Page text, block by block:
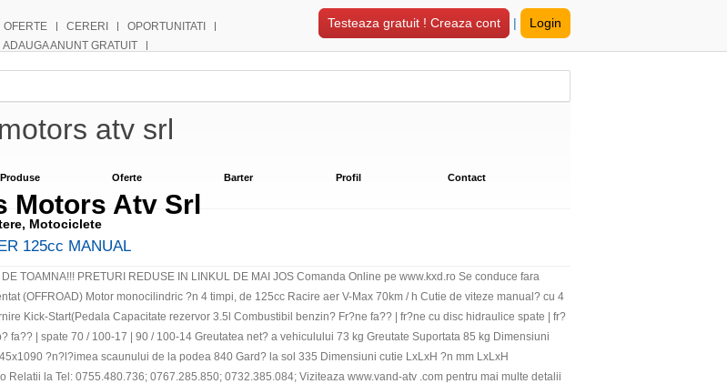
OFERTE CERERI
OPORTUNITATI
ADAUGA ANUNT GRATUIT
Testeaza gratuit ! Creaza cont | Login
Motors Atv Srl
Motociclete
atv srl
Produse Oferte Barter Profil Contact
125cc MANUAL
DE TOAMNA!!! PRETURI REDUSE IN LINKUL DE MAI JOS Comanda Online pe www.kxd.ro Se conduce fara
(OFFROAD) Motor monocilindric ?n 4 timpi, de 125cc Racire aer V-Max 70km / h Cutie de viteze manual? cu 4
Kick-Start(Pedala Capacitate rezervor 3.5l Combustibil benzin? Fr?ne fa?? | fr?ne cu disc hidraulice spate | fr?
fa?? | spate 70 / 100-17 | 90 / 100-14 Greutatea net? a vehiculului 73 kg Greutate Suportata 85 kg Dimensiuni
?n?l?imea scaunului de la podea 840 Gard? la sol 335 Dimensiuni cutie LxLxH ?n mm LxLxH
Relatii la Tel: 0755.480.736; 0767.285.850; 0732.385.084; Viziteaza www.vand-atv .com pentru mai multe detalii